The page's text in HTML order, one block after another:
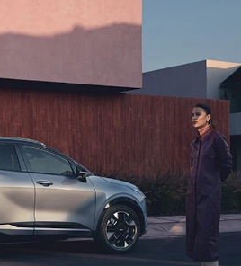
inedita di potenza ed
ampio e versatile e le
ogni viaggio,
ICE, HEV e PHEV per
di guida.